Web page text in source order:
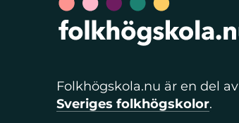
Folkhögskola.nu är en del av
Sveriges folkhögskolor.